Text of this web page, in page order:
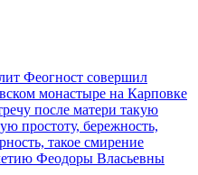
Феогност совершил
монастыре на Карповке
после матери такую
простоту, бережность,
такое смирение
Феодоры Власьевны